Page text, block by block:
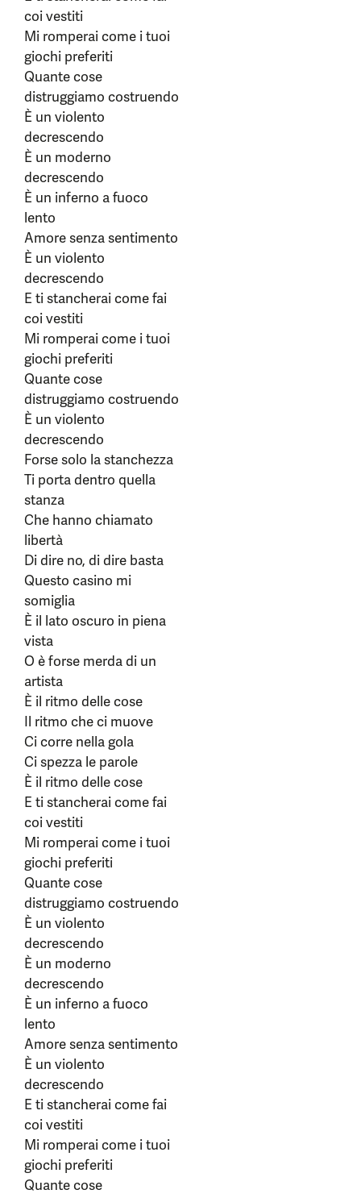
coi vestiti
Mi romperai come i tuoi
giochi preferiti
Quante cose
distruggiamo costruendo
È un violento
decrescendo
È un moderno
decrescendo
È un inferno a fuoco
lento
Amore senza sentimento
È un violento
decrescendo
E ti stancherai come fai
coi vestiti
Mi romperai come i tuoi
giochi preferiti
Quante cose
distruggiamo costruendo
È un violento
decrescendo
Forse solo la stanchezza
Ti porta dentro quella
stanza
Che hanno chiamato
libertà
Di dire no, di dire basta
Questo casino mi
somiglia
È il lato oscuro in piena
vista
O è forse merda di un
artista
È il ritmo delle cose
Il ritmo che ci muove
Ci corre nella gola
Ci spezza le parole
È il ritmo delle cose
E ti stancherai come fai
coi vestiti
Mi romperai come i tuoi
giochi preferiti
Quante cose
distruggiamo costruendo
È un violento
decrescendo
È un moderno
decrescendo
È un inferno a fuoco
lento
Amore senza sentimento
È un violento
decrescendo
E ti stancherai come fai
coi vestiti
Mi romperai come i tuoi
giochi preferiti
Quante cose